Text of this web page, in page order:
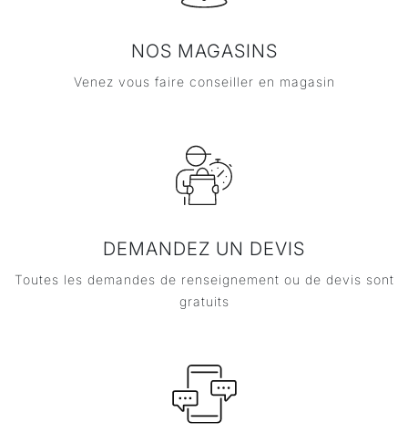
NOS MAGASINS
Venez vous faire conseiller en magasin
DEMANDEZ UN DEVIS
Toutes les demandes de renseignement ou de devis sont
gratuits